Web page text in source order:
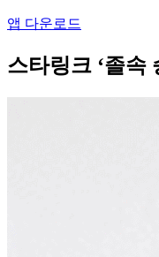
앱 다운로드
스타링크 ‘졸속